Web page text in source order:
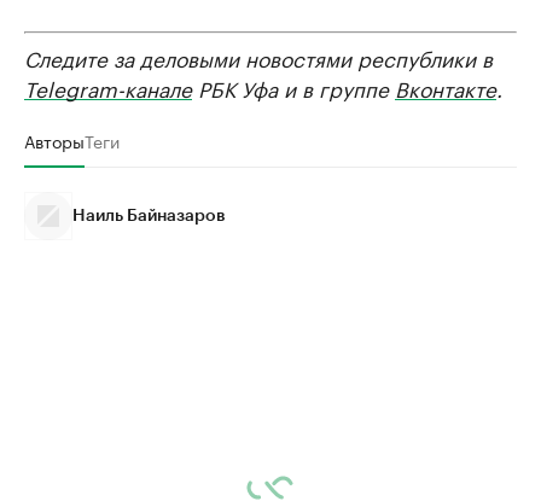
Следите за деловыми новостями республики в
Telegram-каналеРБК Уфа и в группе Вконтакте.
АвторыТеги
Наиль Байназаров